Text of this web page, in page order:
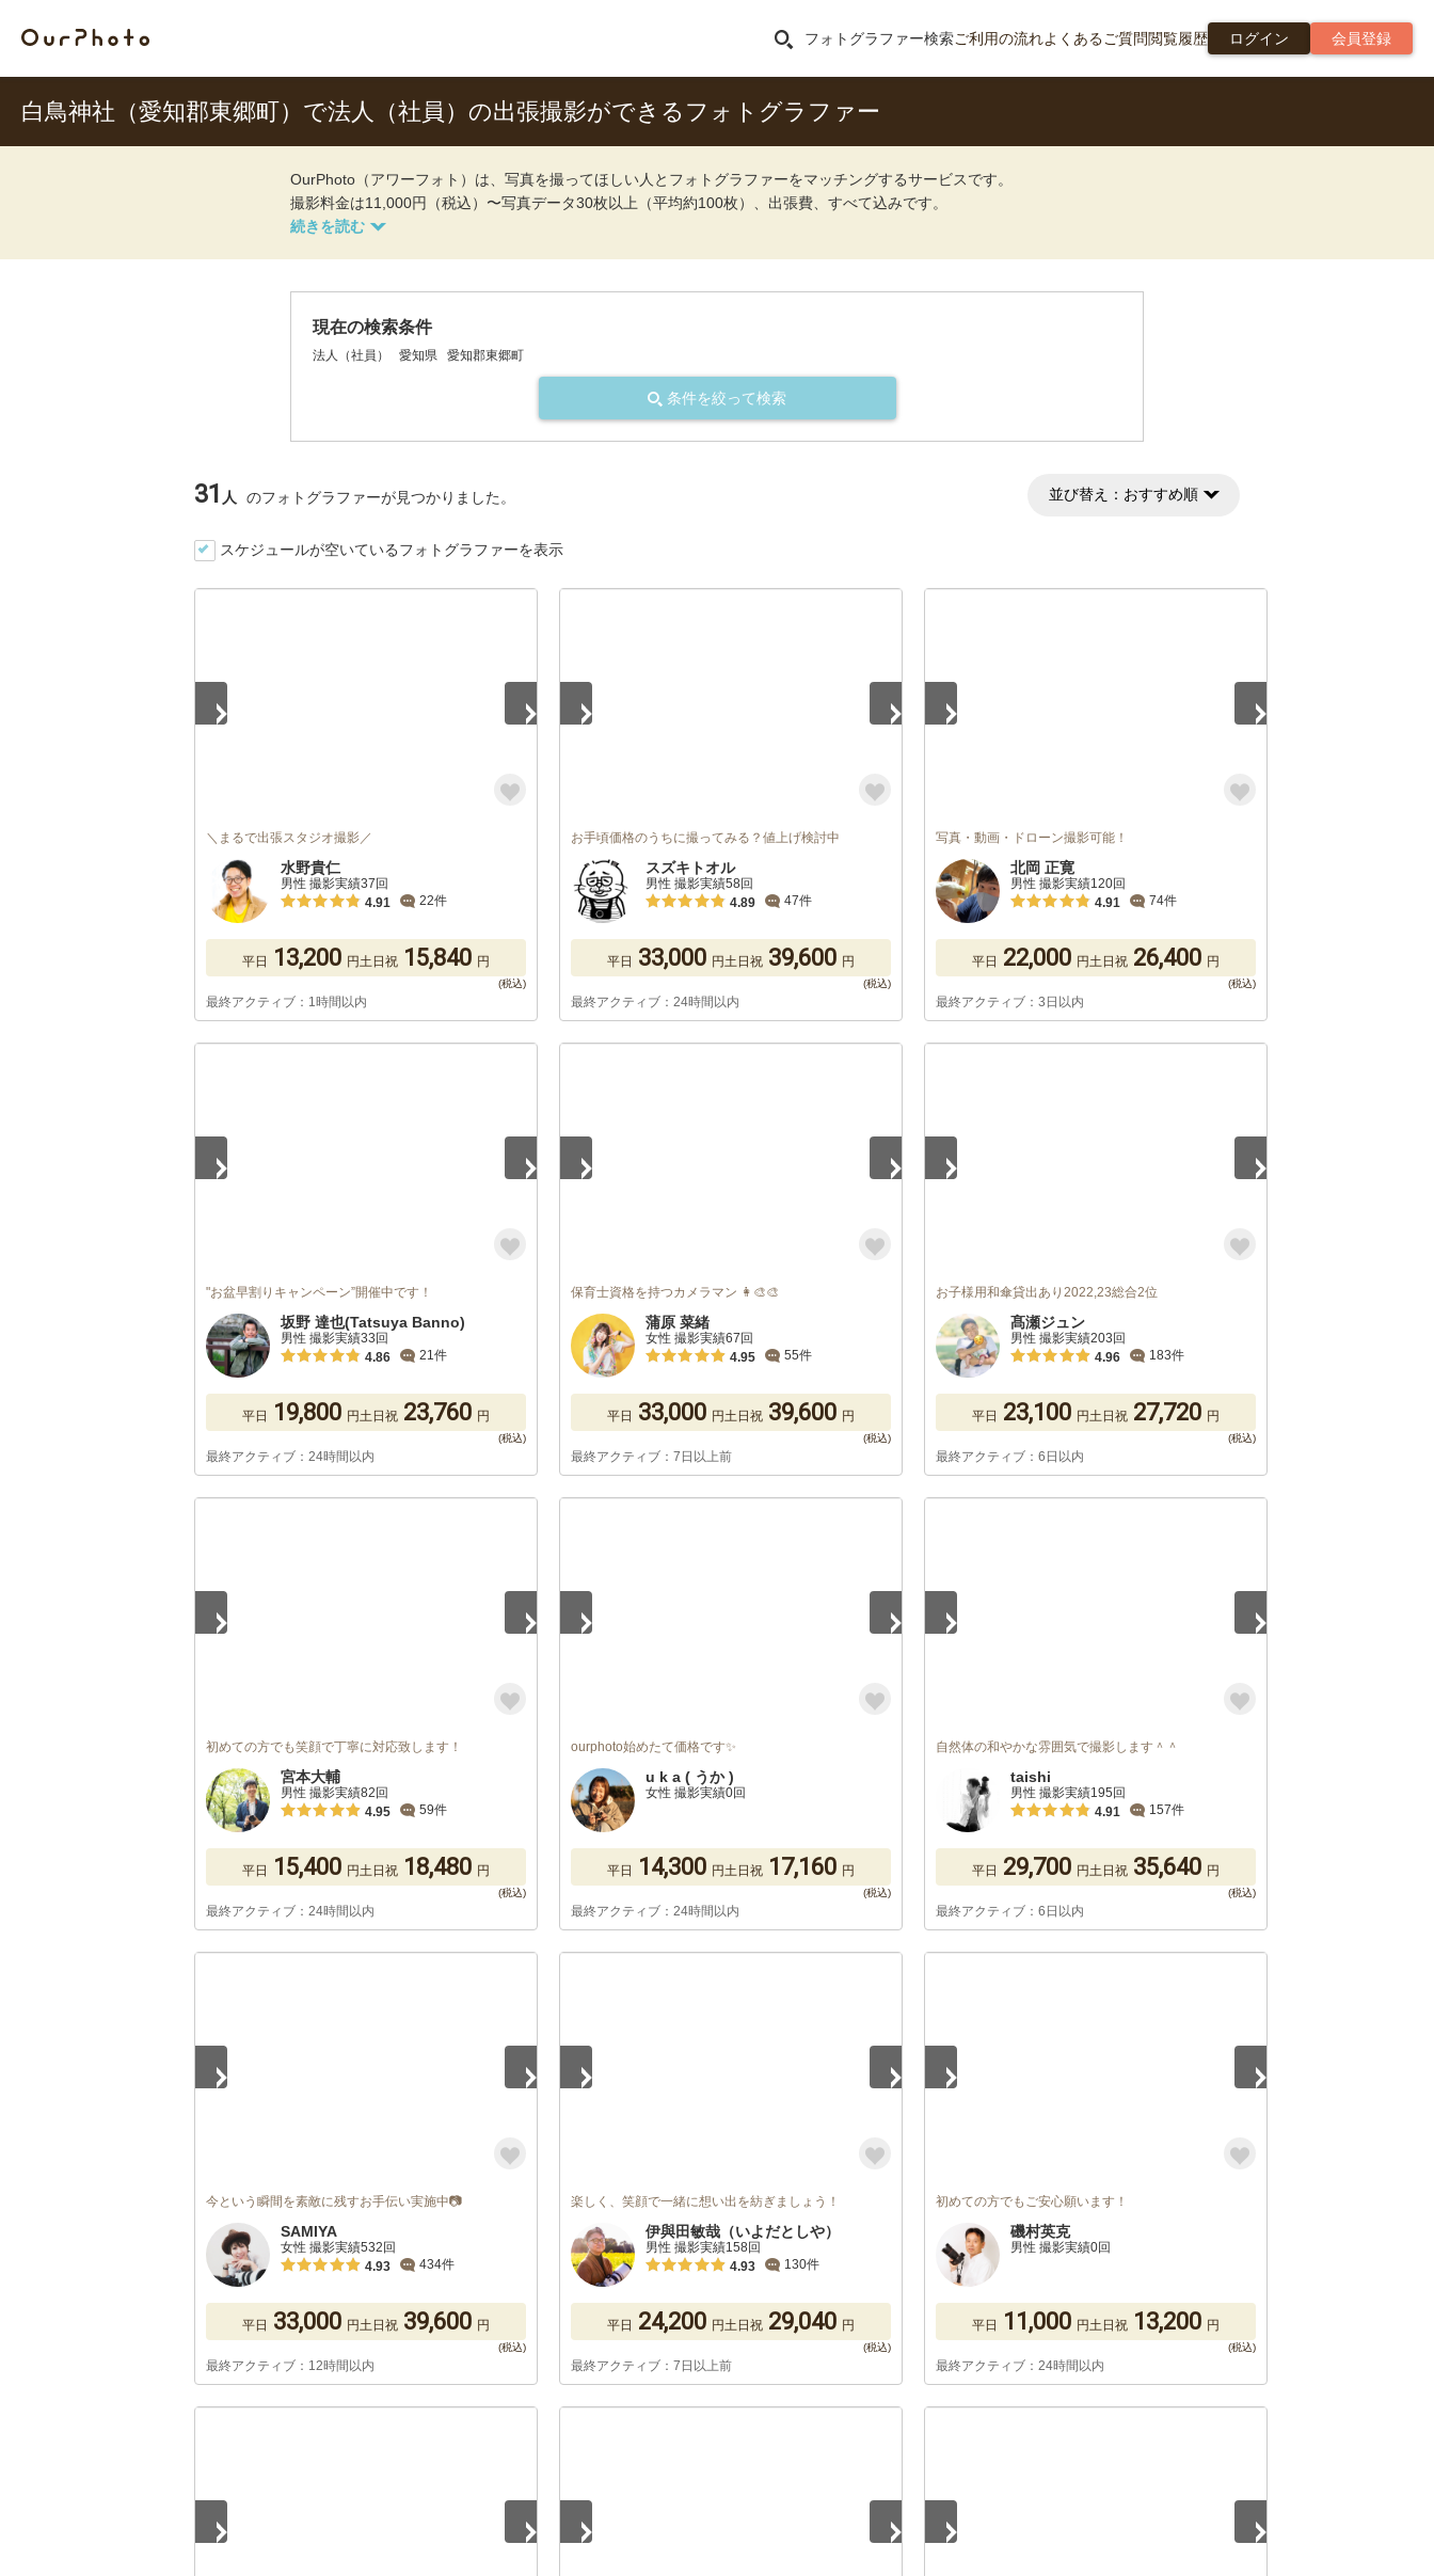
フォトグラファー検索ご利用の流れよくあるご質問閲覧履歴 ログイン 会員登録
白鳥神社（愛知郡東郷町）で法人（社員）の出張撮影ができるフォトグラファー
OurPhoto（アワーフォト）は、写真を撮ってほしい人とフォトグラファーをマッチングするサービスです。
撮影料金は11,000円（税込）〜写真データ30枚以上（平均約100枚）、出張費、すべて込みです。
現在の検索条件
法人（社員） 愛知県 愛知郡東郷町
条件を絞って検索
31 人 のフォトグラファーが見つかりました。 並び替え： おすすめ順
スケジュールが空いているフォトグラファーを表示
＼まるで出張スタジオ撮影／
水野貴仁
男性 撮影実績37回
4.91
22件
平日 13,200 円土日祝 15,840 円
最終アクティブ：1時間以内
お手頃価格のうちに撮ってみる？値上げ検討中
スズキトオル
男性 撮影実績58回
4.89
47件
平日 33,000 円土日祝 39,600 円
最終アクティブ：24時間以内
写真・動画・ドローン撮影可能！
北岡 正寛
男性 撮影実績120回
4.91
74件
平日 22,000 円土日祝 26,400 円
最終アクティブ：3日以内
"お盆早割りキャンペーン”開催中です！
坂野 達也(Tatsuya Banno)
男性 撮影実績33回
4.86
21件
平日 19,800 円土日祝 23,760 円
最終アクティブ：24時間以内
保育士資格を持つカメラマン 👩‍🎨🎨
蒲原 菜緒
女性 撮影実績67回
4.95
55件
平日 33,000 円土日祝 39,600 円
最終アクティブ：7日以上前
お子様用和傘貸出あり2022,23総合2位
髙瀬ジュン
男性 撮影実績203回
4.96
183件
平日 23,100 円土日祝 27,720 円
最終アクティブ：6日以内
初めての方でも笑顔で丁寧に対応致します！
宮本大輔
男性 撮影実績82回
4.95
59件
平日 15,400 円土日祝 18,480 円
最終アクティブ：24時間以内
ourphoto始めたて価格です✨
u k a ( うか )
女性 撮影実績0回
平日 14,300 円土日祝 17,160 円
最終アクティブ：24時間以内
自然体の和やかな雰囲気で撮影します＾＾
taishi
男性 撮影実績195回
4.91
157件
平日 29,700 円土日祝 35,640 円
最終アクティブ：6日以内
今という瞬間を素敵に残すお手伝い実施中📷
SAMIYA
女性 撮影実績532回
4.93
434件
平日 33,000 円土日祝 39,600 円
最終アクティブ：12時間以内
楽しく、笑顔で一緒に想い出を紡ぎましょう！
伊與田敏哉（いよだとしや）
男性 撮影実績158回
4.93
130件
平日 24,200 円土日祝 29,040 円
最終アクティブ：7日以上前
初めての方でもご安心願います！
磯村英克
男性 撮影実績0回
平日 11,000 円土日祝 13,200 円
最終アクティブ：24時間以内